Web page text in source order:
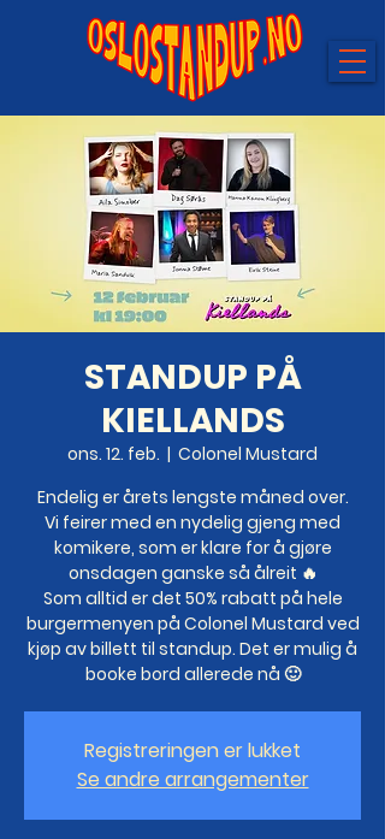
STANDUP PÅ
KIELLANDS
ons. 12. feb.
  |
Colonel Mustard
Endelig er årets lengste måned over.
Vi feirer med en nydelig gjeng med
komikere, som er klare for å gjøre
onsdagen ganske så ålreit 🔥
Som alltid er det 50% rabatt på hele
burgermenyen på Colonel Mustard ved
kjøp av billett til standup. Det er mulig å
booke bord allerede nå 🙂
Registreringen er lukket
Se andre arrangementer